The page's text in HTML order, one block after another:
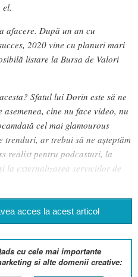
afacere. După un an cu
2020 vine cu planuri mari
listare la Bursa de Valori
Sfatul lui Dorin este să ne
cine nu face video, nu
cel mai glamourous
trenduri, ar trebui să ne așteptăm
realist pentru podcasturi, la
la externalizarea serviciilor de
acces la acest articol
cu cele mai importante
si alte domenii creative: